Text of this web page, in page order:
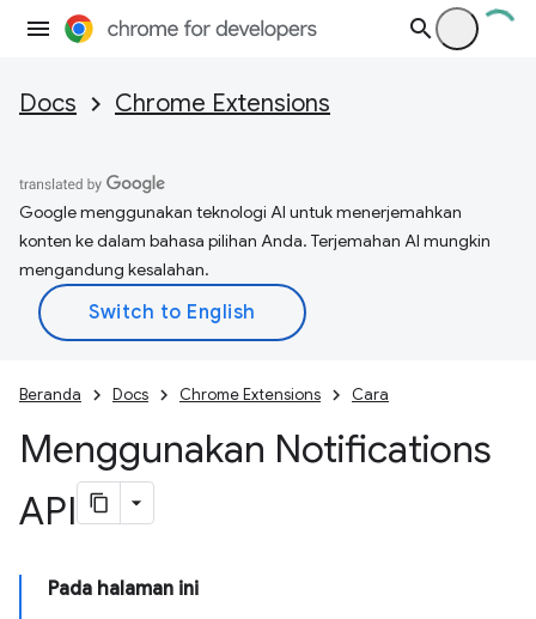
Docs Chrome Extensions
Google menggunakan teknologi AI untuk menerjemahkan
konten ke dalam bahasa pilihan Anda. Terjemahan AI mungkin
mengandung kesalahan.
Beranda Docs Chrome Extensions Cara
Menggunakan Notifications
API
Pada halaman ini